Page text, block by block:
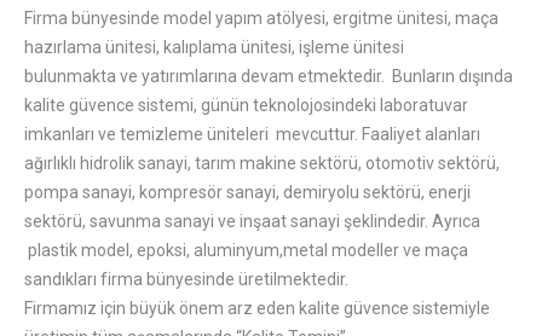
Firma bünyesinde model yapım atölyesi, ergitme ünitesi, maça
hazırlama ünitesi, kalıplama ünitesi, işleme ünitesi
bulunmakta ve yatırımlarına devam etmektedir. Bunların dışında
kalite güvence sistemi, günün teknolojosindeki laboratuvar
imkanları ve temizleme üniteleri mevcuttur. Faaliyet alanları
ağırlıklı hidrolik sanayi, tarım makine sektörü, otomotiv sektörü,
pompa sanayi, kompresör sanayi, demiryolu sektörü, enerji
sektörü, savunma sanayi ve inşaat sanayi şeklindedir. Ayrıca
plastik model, epoksi, aluminyum,metal modeller ve maça
sandıkları firma bünyesinde üretilmektedir.
Firmamız için büyük önem arz eden kalite güvence sistemiyle